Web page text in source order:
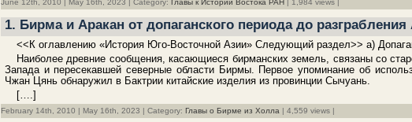
June 12th, 2010 | May 16th, 2023 | Category: Главы к Истории Востока РАН | 1,984 views |
1. Бирма и Аракан от допаганского периода до
<<К оглавлению «История Юго-Восточной Азии» Следующий раздел>> а)
Наиболее древние сообщения, касающиеся бирманских земель, связаны со
Запада и пересекавшей северные области Бирмы. Первое упоминание об
Чжан Цянь обнаружил в Бактрии китайские изделия из провинции Сычуань.
[….]
February 14th, 2010 | May 16th, 2023 | Category: Главы о Бирме из Холла | 4,559 views |